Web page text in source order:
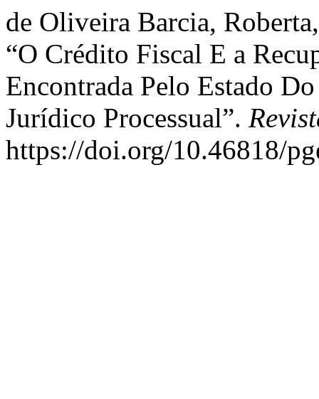
de Oliveira Barcia,
“O Crédito Fiscal E a
Encontrada Pelo Estado
Jurídico Processual”.
https://doi.org/10.46818/